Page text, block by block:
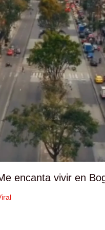
encanta vivir en